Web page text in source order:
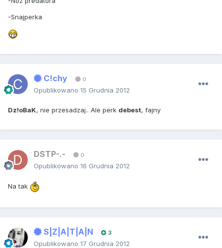
-Snajperka
C!chy 0
Opublikowano 15 Grudnia 2012
Dz!oBaK, nie przesadzaj.. Ale perk debest, fajny
DSTP-.- 0
Opublikowano 16 Grudnia 2012
Na tak
S|Z|A|T|A|N 3
Opublikowano 17 Grudnia 2012